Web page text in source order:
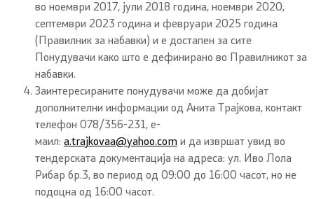
во ноември 2017, јули 2018 година, ноември 2020,
септември 2023 година и февруари 2025 година
(Правилник за набавки) и е достапен за сите
Понудувачи како што е дефинирано во Правилникот за
набавки.
Заинтересираните понудувачи може да добијат
дополнителни информации од Анита Трајкова, контакт
телефон 078/356-231, е-
маил: a.trajkovaa@yahoo.com и да извршат увид во
тендерската документација на адреса: ул. Иво Лола
Рибар бр.3, во период од 09:00 до 16:00 часот, но не
подоцна од 16:00 часот.